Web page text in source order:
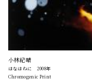
小林紀晴
はなはねに 2008年
Chromogenic Print